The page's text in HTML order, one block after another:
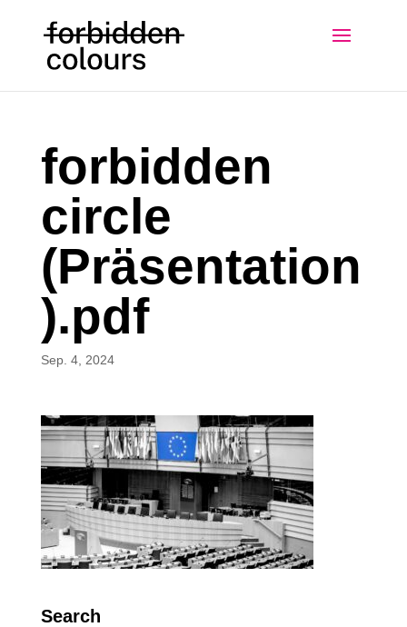
forbidden
circle
(Präsentation
).pdf
Sep. 4, 2024
Search